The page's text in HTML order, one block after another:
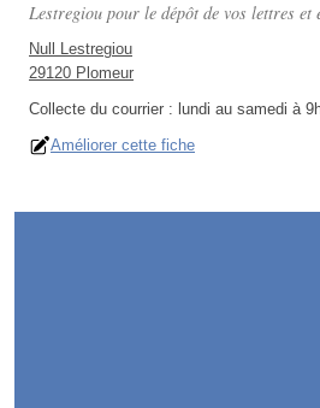
Lestregiou pour le dépôt de vos lettres et
Null Lestregiou
29120 Plomeur
Collecte du courrier : lundi au samedi à
Améliorer cette fiche